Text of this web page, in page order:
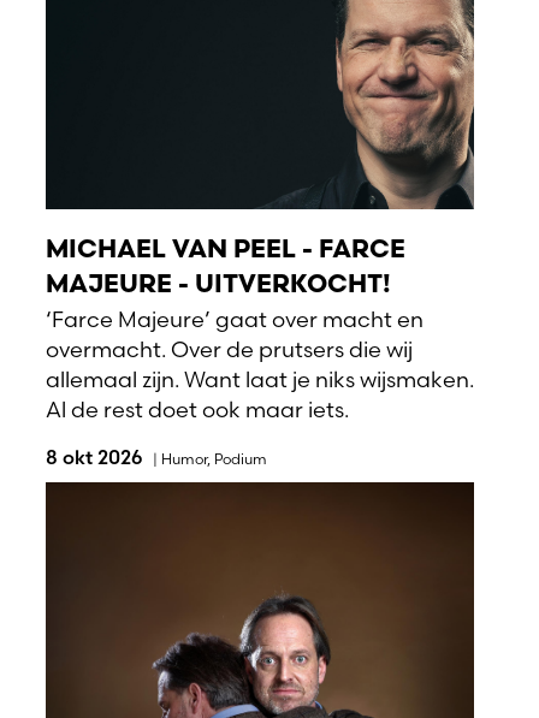
MICHAEL VAN PEEL - FARCE
MAJEURE - UITVERKOCHT!
‘Farce Majeure’ gaat over macht en
overmacht. Over de prutsers die wij
allemaal zijn. Want laat je niks wijsmaken.
Al de rest doet ook maar iets.
8 okt 2026 | Humor, Podium